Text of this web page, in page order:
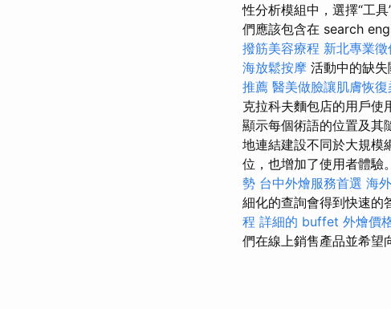
性分析模組中，選擇“工
們應該包含在 search
撥筋美容療程 新北專業徵
海放鬆按摩 活動中的缺失
推薦 醫美做臉讓肌膚恢
克拉科夫麵包店的用戶使
顯示每個術語的位置及其
地連結建設不同於大規模
位，也增加了使用者體驗
勢 台中外燴服務首選 海
細化的查詢會得到快速的
程 詳細的 buffet 外燴價
們在線上銷售產品並希望